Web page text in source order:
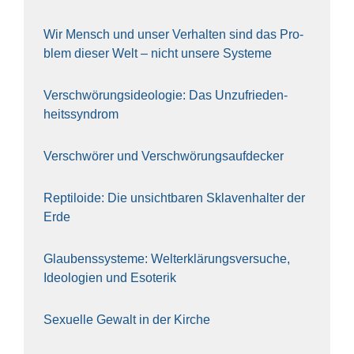
Wir Mensch und unser Ver­hal­ten sind das Pro­
blem die­ser Welt – nicht unse­re Sys‍te‍me
Ver­schwö­rungs­ideo­lo­gie: Das Unzufrieden­
heitssyndrom
Ver­schwö­rer und Verschwörungs­aufdecker
Rep­ti­lo­ide: Die unsicht­ba­ren Skla­ven­hal­ter der
Erde
Glau­bens­sys­te­me: Welt­erklä­rungs­ver­su­che,
Ideo­lo­gien und Eso­te­rik
Sexu­el­le Gewalt in der Kir­che